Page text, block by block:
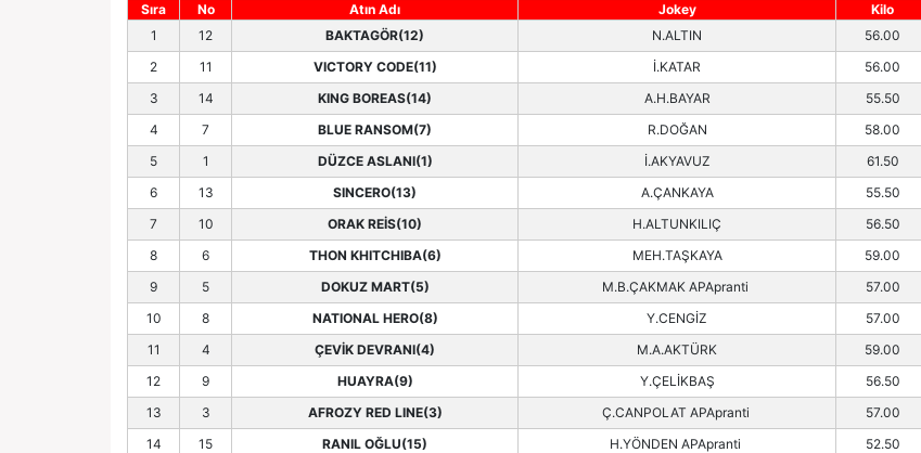
Sıra
No Atın Adı Jokey Kilo
1
12 BAKTAGÖR(12) N.ALTIN 56.00
2
11 VICTORY CODE(11) İ.KATAR 56.00
3
14 KING BOREAS(14) A.H.BAYAR 55.50
4
7 BLUE RANSOM(7) R.DOĞAN 58.00
5
1 DÜZCE ASLANI(1) İ.AKYAVUZ 61.50
6
13 SINCERO(13) A.ÇANKAYA 55.50
7
10 ORAK REİS(10) H.ALTUNKILIÇ 56.50
8
6 THON KHITCHIBA(6) MEH.TAŞKAYA 59.00
9
5 DOKUZ MART(5) M.B.ÇAKMAK APApranti 57.00
10
8 NATIONAL HERO(8) Y.CENGİZ 57.00
11
4 ÇEVİK DEVRANI(4) M.A.AKTÜRK 59.00
12
9 HUAYRA(9) Y.ÇELİKBAŞ 56.50
13
3 AFROZY RED LINE(3) Ç.CANPOLAT APApranti 57.00
14
15 RANIL OĞLU(15) H.YÖNDEN APApranti 52.50